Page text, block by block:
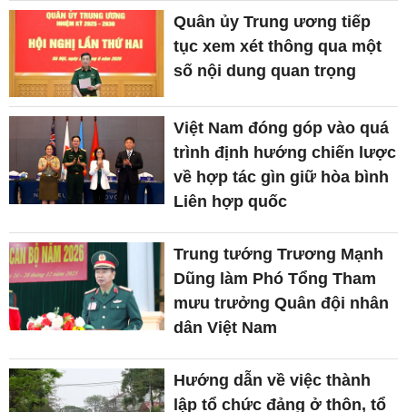
Quân ủy Trung ương tiếp
tục xem xét thông qua một
số nội dung quan trọng
Việt Nam đóng góp vào quá
trình định hướng chiến lược
về hợp tác gìn giữ hòa bình
Liên hợp quốc
Trung tướng Trương Mạnh
Dũng làm Phó Tổng Tham
mưu trưởng Quân đội nhân
dân Việt Nam
Hướng dẫn về việc thành
lập tổ chức đảng ở thôn, tổ